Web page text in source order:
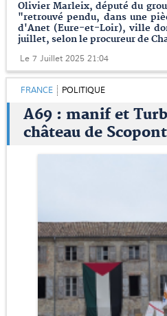
Olivier Marleix, député du
"retrouvé pendu, dans une
d'Anet (Eure-et-Loir), ville
juillet, selon le procureur de
Le 7 Juillet 2025 21:04
FRANCE POLITIQUE
A69 : manif et
château de Scopont